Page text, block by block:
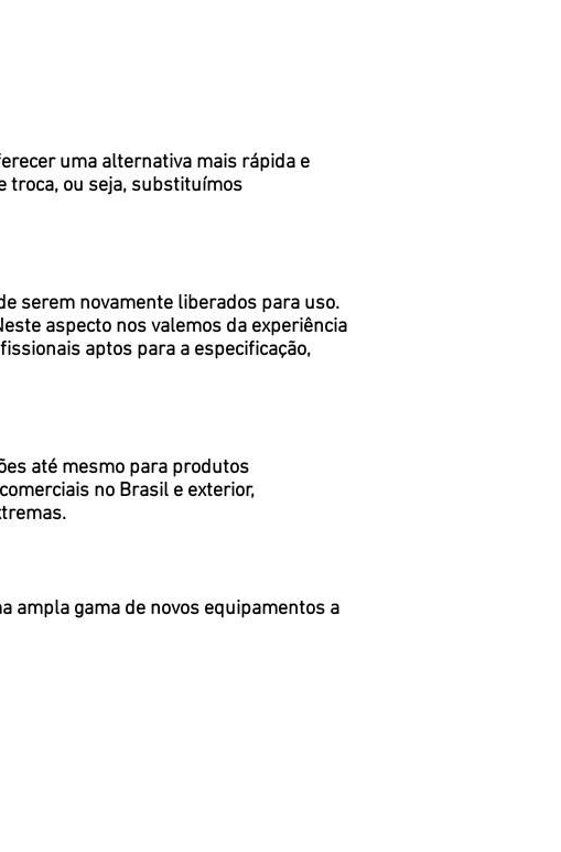
uma alternativa mais rápida e
troca, ou seja, substituímos
serem novamente liberados para uso.
aspecto nos valemos da experiência
aptos para a especificação,
até mesmo para produtos
no Brasil e exterior,
ampla gama de novos equipamentos a